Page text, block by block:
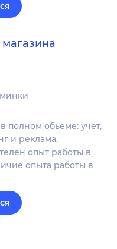
полном обьеме: учет,
и реклама,
опыт работы в
опыта работы в